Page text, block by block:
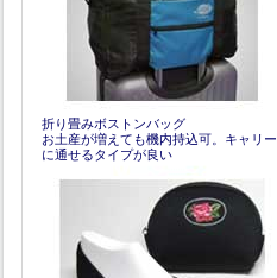
折り畳みボストンバッグ
お土産が増えても機内持込可。キャリー
に通せるタイプが良い